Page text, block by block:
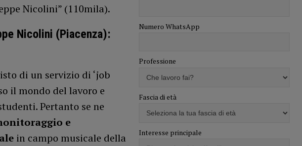
Nicolini” (110mila).
Nicolini (Piacenza):
di un servizio di ‘job
il mondo del lavoro e
Pertanto se ne
e
in campo musicale della
Numero WhatsApp
Professione
Fascia di età
Interesse principale